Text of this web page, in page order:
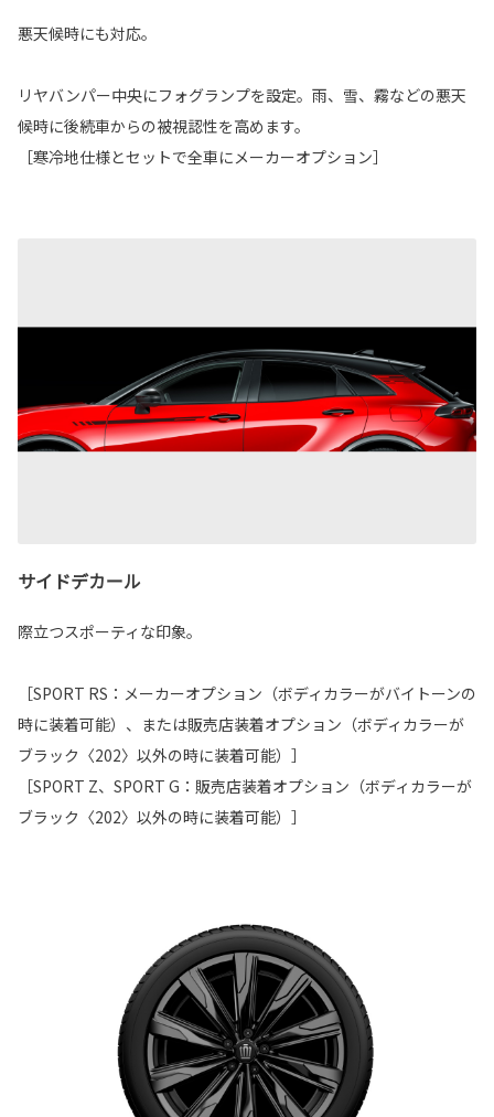
悪天候時にも対応。
リヤバンパー中央にフォグランプを設定。雨、雪、霧などの悪天
候時に後続車からの被視認性を高めます。
［寒冷地仕様とセットで全車にメーカーオプション］
サイドデカール
際立つスポーティな印象。
［SPORT RS：メーカーオプション（ボディカラーがバイトーンの
時に装着可能）、または販売店装着オプション（ボディカラーが
ブラック〈202〉以外の時に装着可能）］
［SPORT Z、SPORT G：販売店装着オプション（ボディカラーが
ブラック〈202〉以外の時に装着可能）］